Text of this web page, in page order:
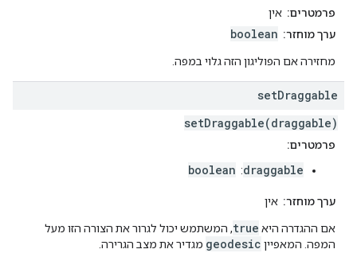
פרמטרים: אין
ערך מוחזר: boolean
מחזירה אם הפוליגון הזה גלוי במפה.
setDraggable
setDraggable(draggable)
פרמטרים:
draggable
:
boolean
ערך מוחזר: אין
אם ההגדרה היא true, המשתמש יכול לגרור את הצורה הזו מעל
המפה. המאפיין geodesic מגדיר את מצב הגרירה.